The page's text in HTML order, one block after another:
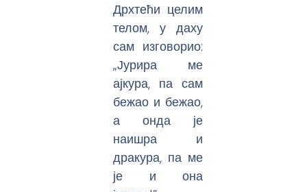
Дрхтећи целим
телом, у даху
сам изговорио:
„Јурира ме
ајкура, па сам
бежао и бежао,
а онда је
наишра и
дракура, па ме
је и она